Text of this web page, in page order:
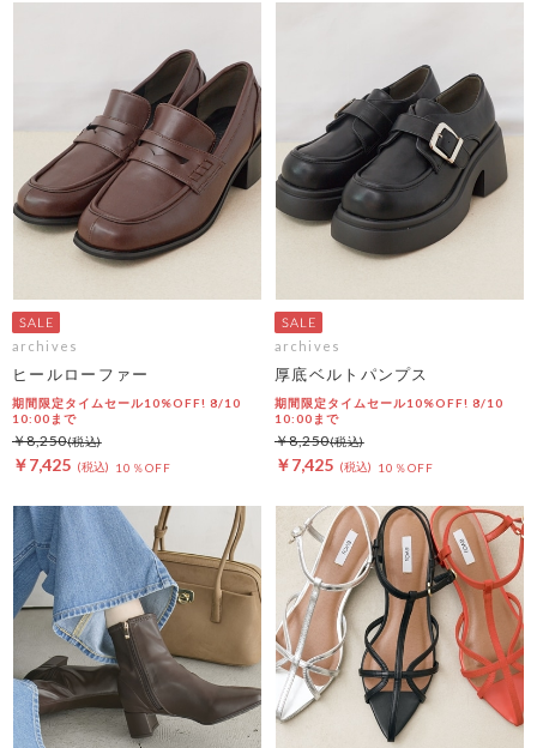
archives
ヒールローファー
期間限定タイムセール10%OFF! 8/10
10:00まで
￥7,425 10％OFF
￥8,250
archives
厚底ベルトパンプス
期間限定タイムセール10%OFF! 8/10
10:00まで
￥7,425 10％OFF
￥8,250